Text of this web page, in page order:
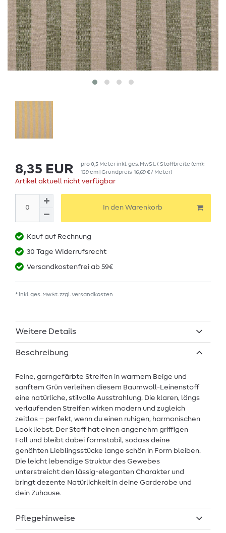
8,35 EUR pro0,5 Meterinkl. ges. MwSt. ( Stoffbreite (cm):
139 cm | Grundpreis 16,69 € / Meter)
Artikel aktuell nicht verfügbar
In den Warenkorb
Kauf auf Rechnung
30 Tage Widerrufsrecht
Versandkostenfrei ab 59€
* inkl. ges. MwSt. zzgl. Versandkosten
Weitere Details
Beschreibung
Feine, garngefärbte Streifen in warmem Beige und
sanftem Grün verleihen diesem Baumwoll-Leinenstoff
eine natürliche, stilvolle Ausstrahlung. Die klaren, längs
verlaufenden Streifen wirken modern und zugleich
zeitlos – perfekt, wenn du einen ruhigen, harmonischen
Look liebst. Der Stoff hat einen angenehm griffigen
Fall und bleibt dabei formstabil, sodass deine
genähten Lieblingsstücke lange schön in Form bleiben.
Die leicht lebendige Struktur des Gewebes
unterstreicht den lässig-eleganten Charakter und
bringt dezente Natürlichkeit in deine Garderobe und
dein Zuhause.
Pflegehinweise